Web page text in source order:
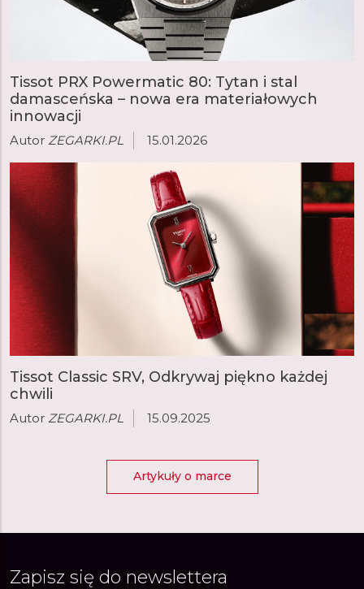
Tissot PRX Powermatic 80: Tytan i stal
damasceńska – nowa era materiałowych
innowacji
Autor ZEGARKI.PL 15.01.2026
Tissot Classic SRV, Odkrywaj piękno każdej
chwili
Autor ZEGARKI.PL 15.09.2025
Artykuły o marce
Zapisz się do newslettera